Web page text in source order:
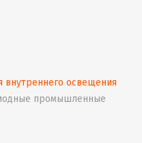
внутреннего освещения
промышленные